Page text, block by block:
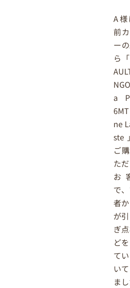
A
前
ー
ら
a
ne
ste
ご
た
お
で
者
が
ぎ
ど
て
い
まし